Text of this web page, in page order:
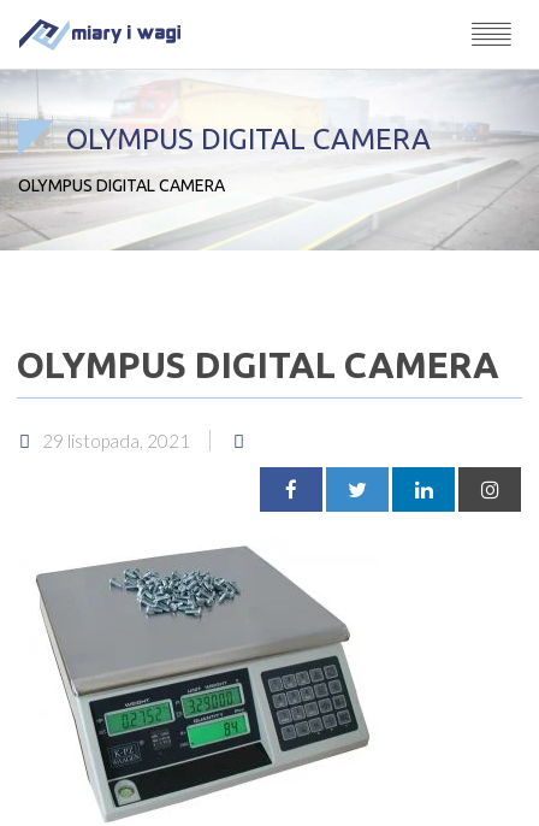
OLYMPUS DIGITAL CAMERA
OLYMPUS DIGITAL CAMERA
OLYMPUS DIGITAL CAMERA
29 listopada, 2021